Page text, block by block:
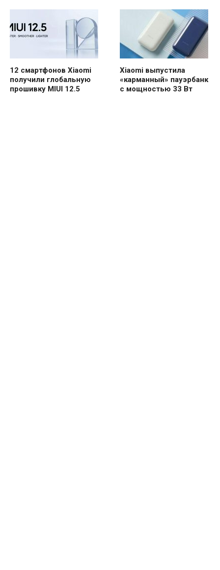
12 смартфонов Xiaomi
получили глобальную
прошивку MIUI 12.5
Xiaomi выпустила
«карманный» пауэрбанк
с мощностью 33 Вт